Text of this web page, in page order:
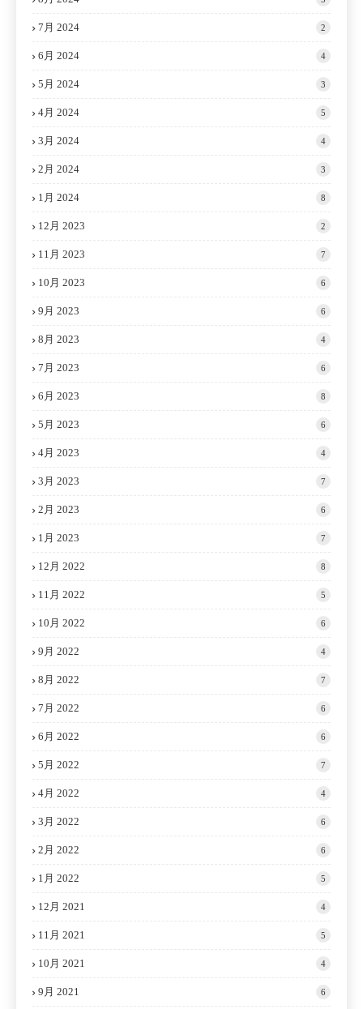
7月 2024 2
6月 2024 4
5月 2024 3
4月 2024 5
3月 2024 4
2月 2024 3
1月 2024 8
12月 2023 2
11月 2023 7
10月 2023 6
9月 2023 6
8月 2023 4
7月 2023 6
6月 2023 8
5月 2023 6
4月 2023 4
3月 2023 7
2月 2023 6
1月 2023 7
12月 2022 8
11月 2022 5
10月 2022 6
9月 2022 4
8月 2022 7
7月 2022 6
6月 2022 6
5月 2022 7
4月 2022 4
3月 2022 6
2月 2022 6
1月 2022 5
12月 2021 4
11月 2021 5
10月 2021 4
9月 2021 6